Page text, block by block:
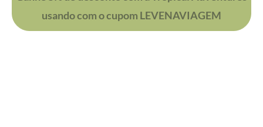
usando com o cupom LEVENAVIAGEM